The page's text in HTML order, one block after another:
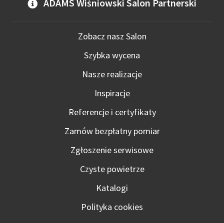
ADAMS Wiśniowski Salon Partnerski
Zobacz nasz Salon
Szybka wycena
Nasze realizacje
Inspiracje
Referencje i certyfikaty
Zamów bezpłatny pomiar
Zgłoszenie serwisowe
Czyste powietrze
Katalogi
Polityka cookies